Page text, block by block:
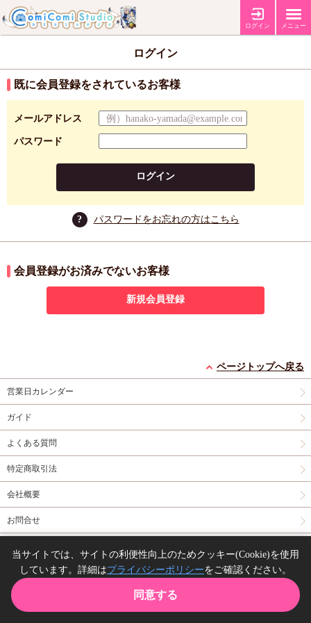
ログイン メニュー
ログイン
既に会員登録をされているお客様
メールアドレス
パスワード
ログイン
? パスワードをお忘れの方はこちら
会員登録がお済みでないお客様
新規会員登録
ページトップへ戻る
営業日カレンダー
ガイド
よくある質問
特定商取引法
会社概要
お問合せ
Copyright(C) comicomi studio. All right reserved.
当サイトでは、サイトの利便性向上のためクッキー(Cookie)を使用
しています。詳細はプライバシーポリシーをご確認ください。
同意する